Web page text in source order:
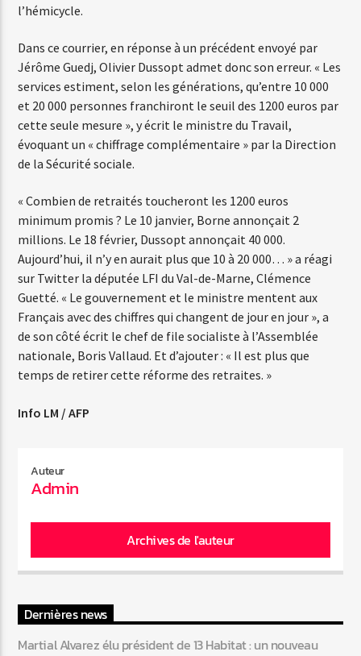
l’hémicycle.
Dans ce courrier, en réponse à un précédent envoyé par
Jérôme Guedj, Olivier Dussopt admet donc son erreur. « Les
services estiment, selon les générations, qu’entre 10 000
et 20 000 personnes franchiront le seuil des 1200 euros par
cette seule mesure », y écrit le ministre du Travail,
évoquant un « chiffrage complémentaire » par la Direction
de la Sécurité sociale.
« Combien de retraités toucheront les 1200 euros
minimum promis ? Le 10 janvier, Borne annonçait 2
millions. Le 18 février, Dussopt annonçait 40 000.
Aujourd’hui, il n’y en aurait plus que 10 à 20 000… » a réagi
sur Twitter la députée LFI du Val-de-Marne, Clémence
Guetté. « Le gouvernement et le ministre mentent aux
Français avec des chiffres qui changent de jour en jour », a
de son côté écrit le chef de file socialiste à l’Assemblée
nationale, Boris Vallaud. Et d’ajouter : « Il est plus que
temps de retirer cette réforme des retraites. »
Info LM / AFP
Auteur
Admin
Archives de l'auteur
Dernières news
Martial Alvarez élu président de 13 Habitat : un nouveau